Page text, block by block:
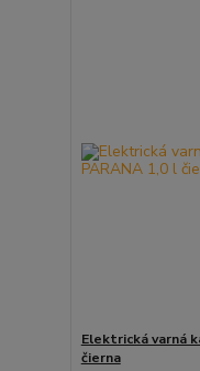
Elektrická varná
čierna